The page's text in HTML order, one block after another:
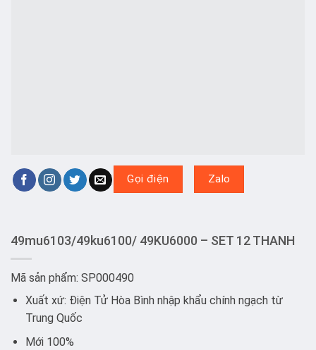
Gọi điện Zalo
49mu6103/49ku6100/ 49KU6000 – SET 12 THANH
Mã sản phẩm: SP000490
Xuất xứ: Điện Tử Hòa Bình nhập khẩu chính ngạch từ
Trung Quốc
Mới 100%